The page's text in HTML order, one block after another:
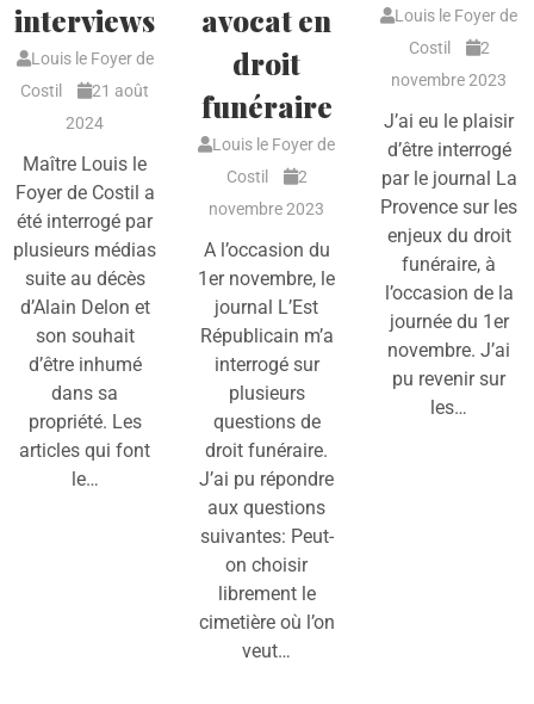
interviews
Louis le Foyer de
Costil
21 août
2024
Maître Louis le
Foyer de Costil a
été interrogé par
plusieurs médias
suite au décès
d’Alain Delon et
son souhait
d’être inhumé
dans sa
propriété. Les
articles qui font
le…
avocat en
droit
funéraire
Louis le Foyer de
Costil
2
novembre 2023
A l’occasion du
1er novembre, le
journal L’Est
Républicain m’a
interrogé sur
plusieurs
questions de
droit funéraire.
J’ai pu répondre
aux questions
suivantes: Peut-
on choisir
librement le
cimetière où l’on
veut…
Louis le Foyer de
Costil
2
novembre 2023
J’ai eu le plaisir
d’être interrogé
par le journal La
Provence sur les
enjeux du droit
funéraire, à
l’occasion de la
journée du 1er
novembre. J’ai
pu revenir sur
les…